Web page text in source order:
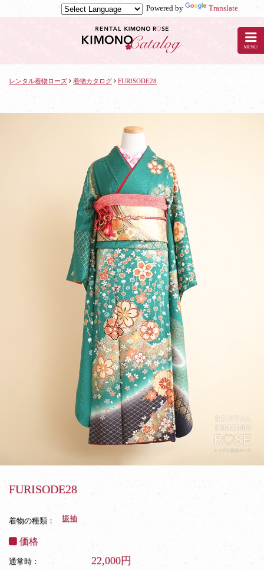
Powered by
Translate
ル
レンタル着物ローズ 着物カタログ FURISODE28
FURISODE28
着物の種類： 振袖
価格
通常時： 22,000円